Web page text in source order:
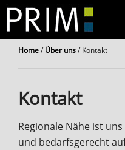
Home/ Über uns/ Kontakt
Kontakt
Regionale Nähe ist
und bedarfsgerecht